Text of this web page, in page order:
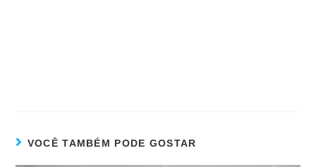
VOCÊ TAMBÉM PODE GOSTAR